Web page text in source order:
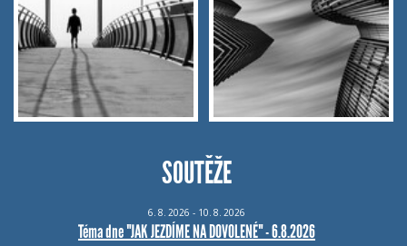
SOUTĚŽE
6. 8. 2026 - 10. 8. 2026
Téma dne "JAK JEZDÍME NA DOVOLENÉ" - 6.8.2026